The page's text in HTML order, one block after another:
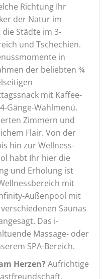
Richtung Ihr
der Natur im
Städte im 3-
und Tschechien.
in
der beliebten ¾
mit Kaffee-
Gänge-Wahlmenü.
Zimmern und
Flair. Von der
hin zur Wellness-
habt Ihr hier die
und Erholung ist
mit
Außenpool mit
Saunas
Das i-
Massage- oder
SPA-Bereich.
Herzen? Aufrichtige